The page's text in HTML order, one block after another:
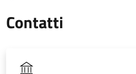
Contatti